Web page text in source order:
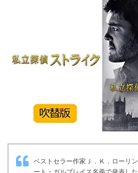
ベストセラー作家Ｊ．Ｋ．ローリ